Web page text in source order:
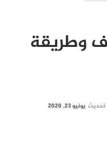
وطريقة
تحديث يونيو 23, 2020